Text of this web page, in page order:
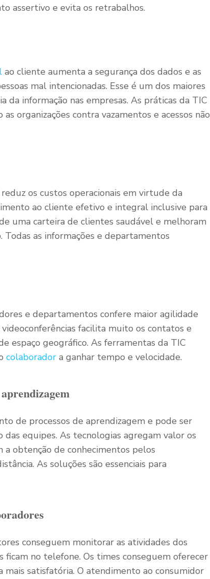
assertivo e evita os retrabalhos.
ao cliente aumenta a segurança dos dados e as
mal intencionadas. Esse é um dos maiores
informação nas empresas. As práticas da TIC
organizações contra vazamentos e acessos não
os custos operacionais em virtude da
ao cliente efetivo e integral inclusive para
uma carteira de clientes saudável e melhoram
Todas as informações e departamentos
e departamentos confere maior agilidade
facilita muito os contatos e
espaço geográfico. As ferramentas da TIC
colaborador a ganhar tempo e velocidade.
de processos de aprendizagem e pode ser
equipes. As tecnologias agregam valor os
a obtenção de conhecimentos pelos
As soluções são essenciais para
conseguem monitorar as atividades dos
no telefone. Os times conseguem oferecer
mais satisfatória. O atendimento ao consumidor